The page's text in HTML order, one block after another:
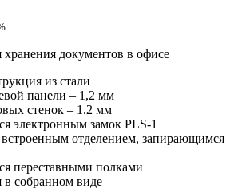
документов в офисе
из стали
панели – 1,2 мм
стенок – 1.2 мм
электронным замок PLS-1
отделением, запирающимся
переставными полками
в собранном виде